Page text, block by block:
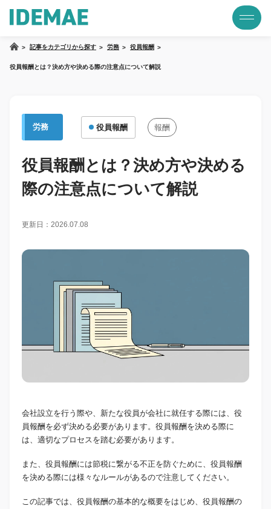
記事をカテゴリから探す 労務 役員報酬
役員報酬とは？決め方や決める際の注意点について解説
労務 役員報酬 報酬
役員報酬とは？決め方や決める
際の注意点について解説
更新日：2026.07.08
会社設立を行う際や、新たな役員が会社に就任する際には、役
員報酬を必ず決める必要があります。役員報酬を決める際に
は、適切なプロセスを踏む必要があります。
また、役員報酬には節税に繋がる不正を防ぐために、役員報酬
を決める際には様々なルールがあるので注意してください。
この記事では、役員報酬の基本的な概要をはじめ、役員報酬の